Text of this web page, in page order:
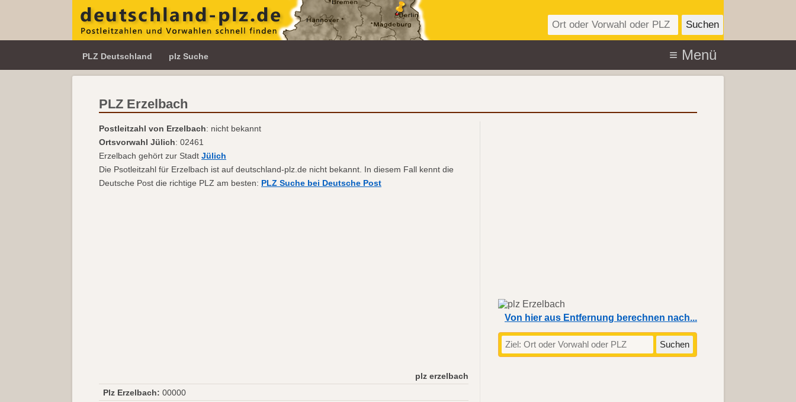
PLZ Deutschland plz Suche
PLZ Erzelbach
Postleitzahl von Erzelbach: nicht bekannt
Ortsvorwahl Jülich: 02461
Erzelbach gehört zur Stadt Jülich
Die Psotleitzahl für Erzelbach ist auf deutschland-plz.de nicht bekannt. In diesem Fall kennt die
Deutsche Post die richtige PLZ am besten: PLZ Suche bei Deutsche Post
plz erzelbach
Plz Erzelbach: 00000
Von hier aus Entfernung berechnen nach...